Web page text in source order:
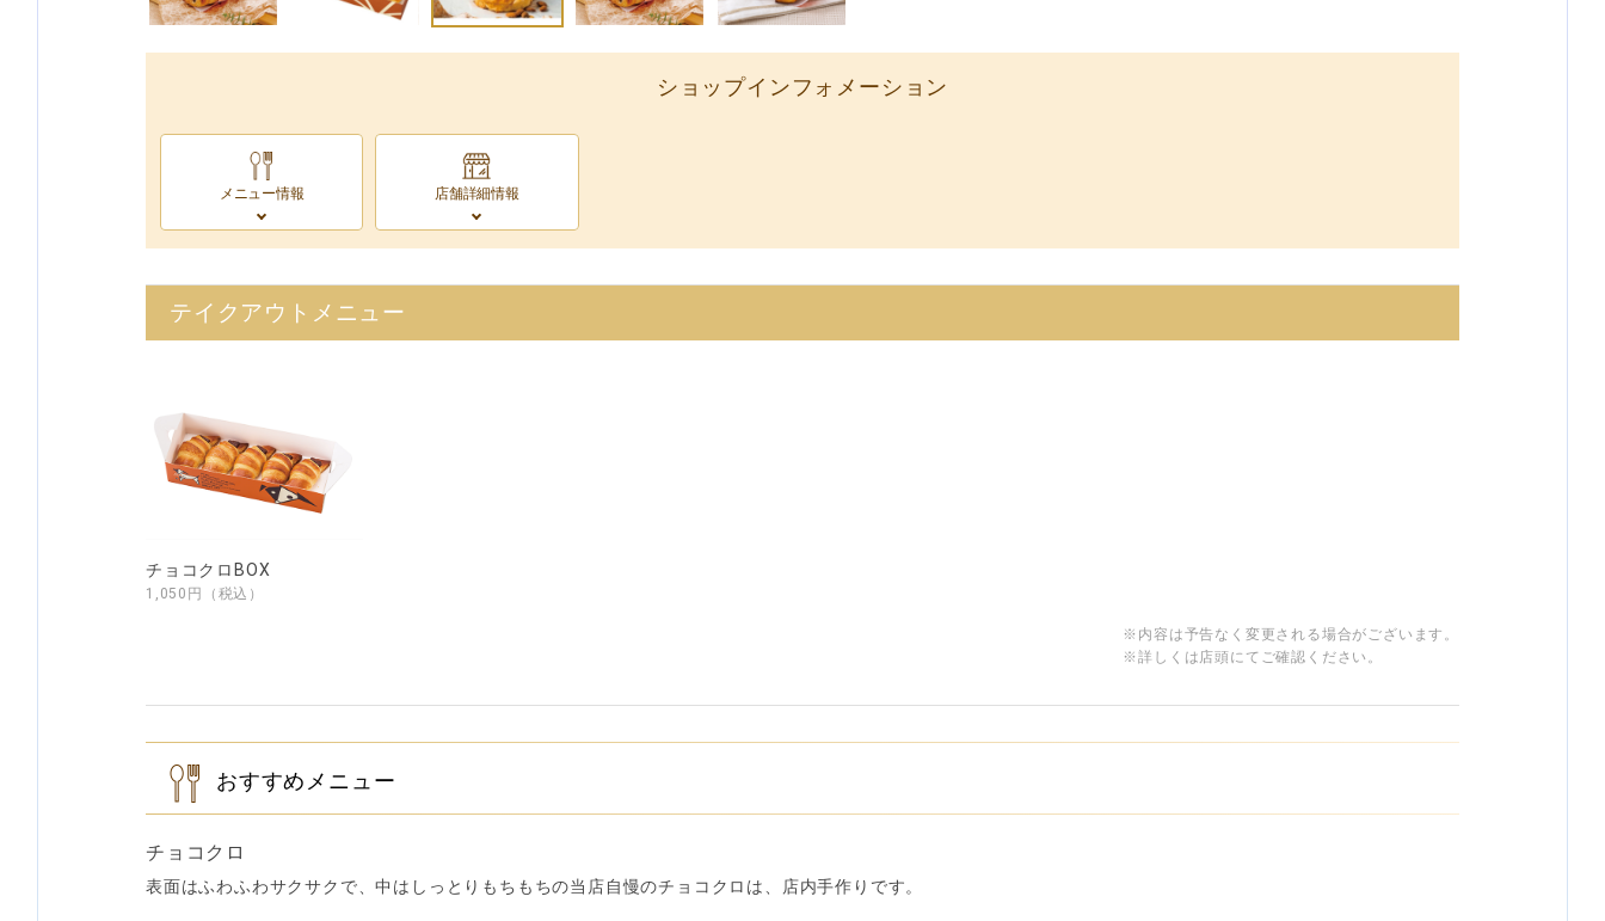
ショップインフォメーション
メニュー情報 店舗詳細情報
テイクアウトメニュー
チョコクロBOX
1,050円（税込）
※内容は予告なく変更される場合がございます。
※詳しくは店頭にてご確認ください。
おすすめメニュー
チョコクロ
表面はふわふわサクサクで、中はしっとりもちもちの当店自慢のチョコクロは、店内手作りです。